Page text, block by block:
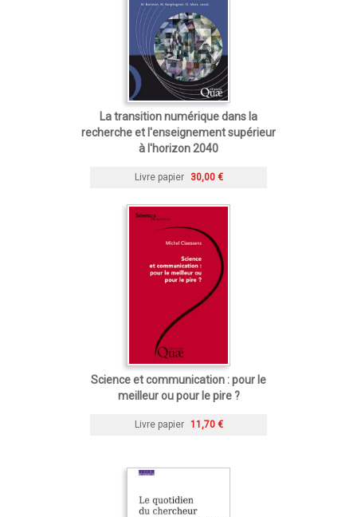
La transition numérique dans la
recherche et l'enseignement supérieur
à l'horizon 2040
Livre papier 30,00 €
Science et communication : pour le
meilleur ou pour le pire ?
Livre papier 11,70 €